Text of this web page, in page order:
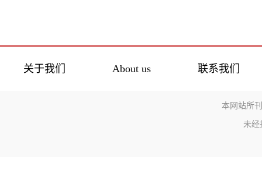
关于我们 About us 联系我们
本网站所
未经